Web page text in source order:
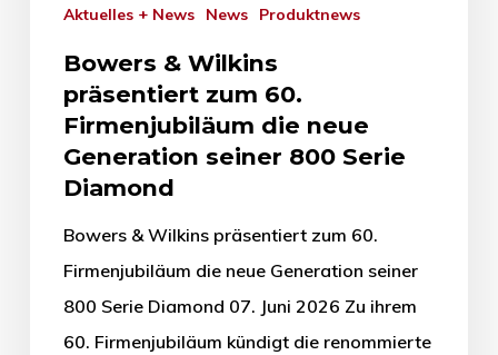
Aktuelles + News News Produktnews
Bowers & Wilkins
präsentiert zum 60.
Firmenjubiläum die neue
Generation seiner 800 Serie
Diamond
Bowers & Wilkins präsentiert zum 60.
Firmenjubiläum die neue Generation seiner
800 Serie Diamond 07. Juni 2026 Zu ihrem
60. Firmenjubiläum kündigt die renommierte